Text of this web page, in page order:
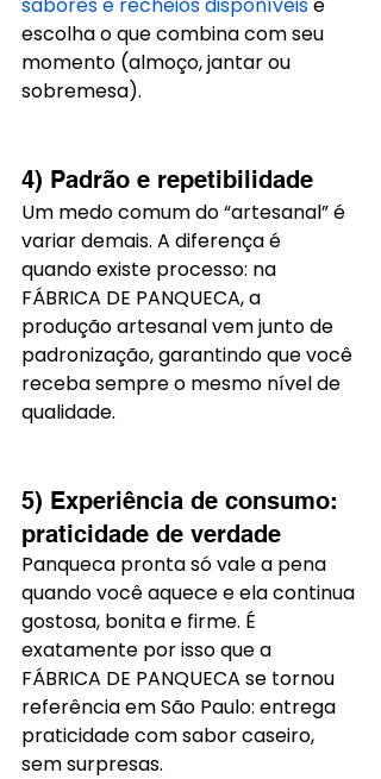
escolha o que combina com seu
momento (almoço, jantar ou
sobremesa).
4) Padrão e repetibilidade
Um medo comum do “artesanal” é
variar demais. A diferença é
quando existe processo: na
FÁBRICA DE PANQUECA, a
produção artesanal vem junto de
padronização, garantindo que você
receba sempre o mesmo nível de
qualidade.
5) Experiência de consumo:
praticidade de verdade
Panqueca pronta só vale a pena
quando você aquece e ela continua
gostosa, bonita e firme. É
exatamente por isso que a
FÁBRICA DE PANQUECA se tornou
referência em São Paulo: entrega
praticidade com sabor caseiro,
sem surpresas.